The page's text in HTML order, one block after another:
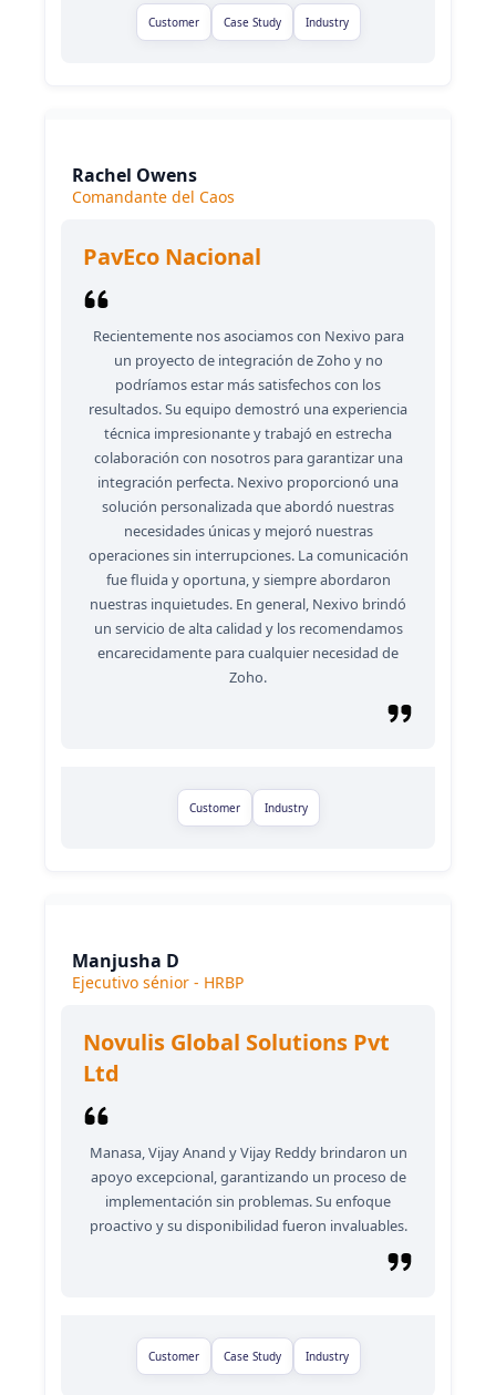
Customer Case Study Industry
Rachel Owens
Comandante del Caos
PavEco Nacional
Recientemente nos asociamos con Nexivo para
un proyecto de integración de Zoho y no
podríamos estar más satisfechos con los
resultados. Su equipo demostró una experiencia
técnica impresionante y trabajó en estrecha
colaboración con nosotros para garantizar una
integración perfecta. Nexivo proporcionó una
solución personalizada que abordó nuestras
necesidades únicas y mejoró nuestras
operaciones sin interrupciones. La comunicación
fue fluida y oportuna, y siempre abordaron
nuestras inquietudes. En general, Nexivo brindó
un servicio de alta calidad y los recomendamos
encarecidamente para cualquier necesidad de
Zoho.
Customer Industry
Manjusha D
Ejecutivo sénior - HRBP
Novulis Global Solutions Pvt
Ltd
Manasa, Vijay Anand y Vijay Reddy brindaron un
apoyo excepcional, garantizando un proceso de
implementación sin problemas. Su enfoque
proactivo y su disponibilidad fueron invaluables.
Customer Case Study Industry